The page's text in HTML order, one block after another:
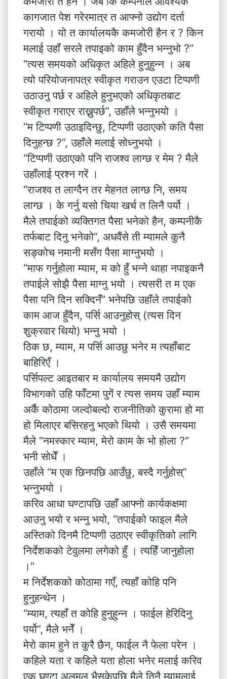
कागजात पेश गरेरमात्र त आफ्नो उद्योग दर्ता
गरायो । यो त कार्यालयकै कमजोरी हैन र ? किन
मलाई उहाँ सरले तपाइको काम हुँदैन भन्नुभो ?”
“त्यस समयको अधिकृत अहिले हुनुहुन्न । अब
त्यो परियोजनापत्र स्वीकृत गराउन एउटा टिप्पणी
उठाउनु पर्छ र अहिले हुनुभएको अधिकृतबाट
स्वीकृत गराएर राख्नुपर्छ”, उहाँले भन्नुभयो ।
“म टिप्पणी उठाइदिन्छु, टिप्पणी उठाएको कति पैसा
दिनुहन्छ ?”, उहाँले मलाई सोध्नुभयो ।
“टिप्पणी उठाएको पनि राजश्व लाग्छ र मेम ? मैले
उहाँलाई प्रश्न गरें ।
“राजश्व त लाग्दैन तर मेहनत लाग्छ नि, समय
लाग्छ । के गर्नु यसो चिया खर्च त लिनै पर्यो ।
मैले तपाईको व्यक्तिगत पैसा भनेको हैन, कम्पनीकै
तर्फबाट दिनु भनेको”, अधवैंसे ती म्यामले कुनै
सङ्कोच नमानी मसँग पैसा माग्नुभयो ।
“माफ गर्नुहोला म्याम, म को हुँ भन्ने थाहा नपाइकनै
तपाईले सोझै पैसा माग्नु भयो । त्यसरी त म एक
पैसा पनि दिन सक्दिनँ” भनेपछि उहाँले तपाईको
काम आज हुँदैन, पर्सि आउनुहोस् (त्यस दिन
शुक्रवार थियो) भन्नु भयो ।
ठिक छ, म्याम, म पर्सि आउछु भनेर म त्यहाँबाट
बाहिरिएँ ।
पर्सिपल्ट आइतबार म कार्यालय समयमै उद्योग
विभागको उहि फाँटमा पुगें र त्यस समय उहाँ म्याम
अर्कै कोठामा जल्दोबल्दो राजनीतिको कुरामा हो मा
हो मिलाएर बसिरहनु भएको थियो । उसै समयमा
मैले “नमस्कार म्याम, मेरो काम के भो होला ?”
भनी सोधेँ ।
उहाँले “म एक छिनपछि आउँछु, बस्दै गर्नुहोस्”
भन्नुभयो ।
करिव आधा घण्टापछि उहाँ आफ्नो कार्यकक्षमा
आउनु भयो र भन्नु भयो, “तपाईको फाइल मैले
अस्तिको दिनमै टिप्पणी उठाएर स्वीकृतिको लागि
निर्देशकको टेवुलमा लगेको हुँ । त्यहिँ जानुहोला
।”
म निर्देशकको कोठामा गएँ, त्यहाँ कोहि पनि
हुनुहन्थेन ।
“म्याम, त्यहाँ त कोहि हुनुहुन्न । फाईल हेरिदिनु
पर्यो”, मैले भनेँ ।
मेरो काम हुने त कुरै छैन, फाईल नै फेला परेन ।
कहिले यता र कहिले यता होला भनेर मलाई करिव
एक घण्टा अलमल भैसकेपछि मैले तिनै म्यामलाई